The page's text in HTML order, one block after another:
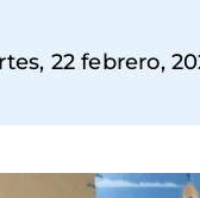
22 febrero,